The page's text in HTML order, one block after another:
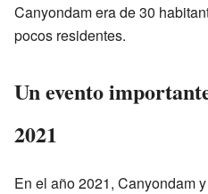
Canyondam era de 30
pocos residentes.
Un evento
2021
En el año 2021, Canyondam